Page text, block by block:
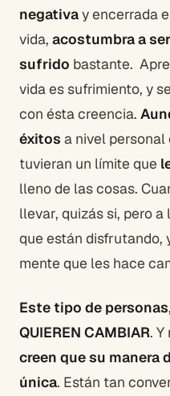
negativay encerrada
vida, acostumbra a
sufrido bastante.
vida es sufrimiento, y
con ésta creencia.
éxitos a nivel personal
tuvieran un límite que
lleno de las cosas.
llevar, quizás si, pero
que están disfrutando,
mente que les hace
Este tipo de personas
QUIEREN CAMBIAR.
creen que su manera
única. Están tan